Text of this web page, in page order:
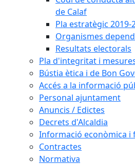
de Calaf
Pla estratègic 2019-
Organismes
Resultats electorals
Pla d'integritat i
Bústia ètica i de Bon
Accés a la informació
Personal ajuntament
Anuncis / Edictes
Decrets d'Alcaldia
Informació econòmica i
Contractes
Normativa